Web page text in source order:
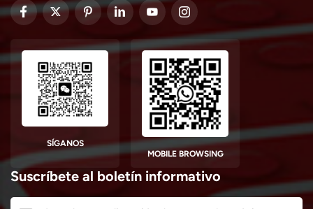
Suscríbete al boletín informativo
SÍGANOS
MOBILE BROWSING